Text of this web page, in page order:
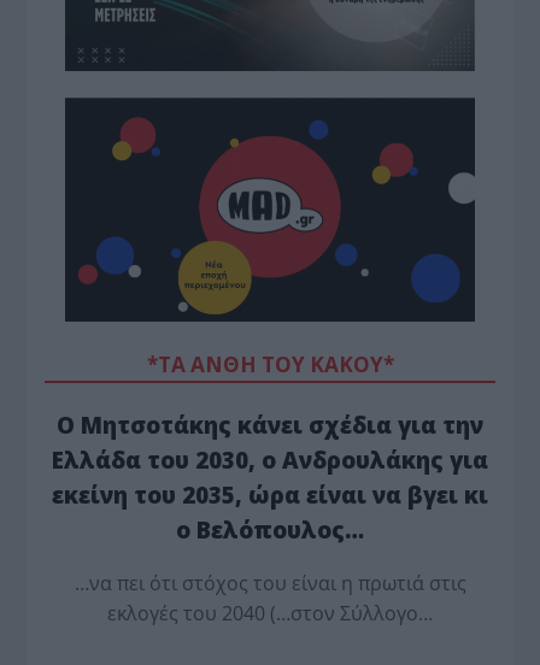
*ΤΑ ΆΝΘΗ ΤΟΥ ΚΑΚΟΎ*
Ο Μητσοτάκης κάνει σχέδια για την
Ελλάδα του 2030, ο Ανδρουλάκης για
εκείνη του 2035, ώρα είναι να βγει κι
ο Βελόπουλος…
…να πει ότι στόχος του είναι η πρωτιά στις
εκλογές του 2040 (…στον Σύλλογο…